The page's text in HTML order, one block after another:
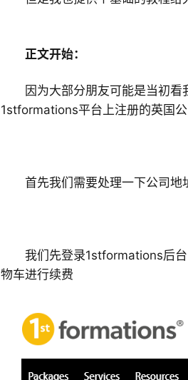
正文开始：
因为大部分朋友可能是当初看
1stformations平台上注册的英国公
首先我们需要处理一下公司地
我们先登录1stformations后
物车进行续费